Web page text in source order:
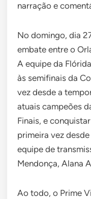
narração e
No domingo, dia
embate entre o
A equipe da
às semifinais da
vez desde a
atuais campeões
Finais, e
primeira vez
equipe de
Mendonça, Alana
Ao todo, o Prime